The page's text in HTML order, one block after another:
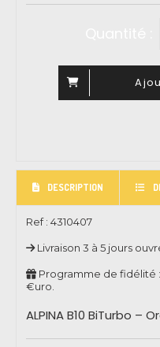
DESCRIPTION
Ref : 4310407
Livraison 3 à 5 jours
Programme de fidélité
€uro.
ALPINA B10 BiTurbo –